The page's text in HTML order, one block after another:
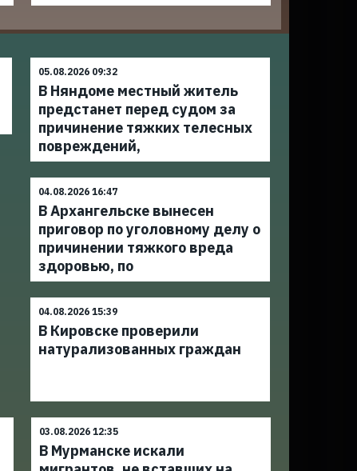
05.08.2026 09:32
В Няндоме местный житель
предстанет перед судом за
причинение тяжких телесных
повреждений,
04.08.2026 16:47
В Архангельске вынесен
приговор по уголовному делу о
причинении тяжкого вреда
здоровью, по
04.08.2026 15:39
В Кировске проверили
натурализованных граждан
03.08.2026 12:35
В Мурманске искали